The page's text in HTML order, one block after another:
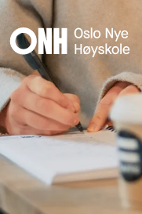
Hopp til hovedinnhold